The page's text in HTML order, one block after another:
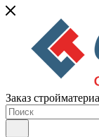
Заказ